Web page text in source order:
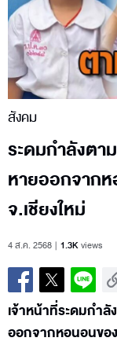
สังคม
ระดมกำลังตา
หายออกจาก
จ.เชียงใหม่
4 ส.ค. 2568 1.3Kviews
เจ้าหน้าที่ระดมกำ
ออกจากหอนอนของ